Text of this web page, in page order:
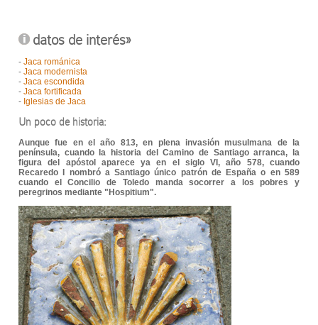
datos de interés»
- Jaca románica
- Jaca modernista
- Jaca escondida
- Jaca fortificada
- Iglesias de Jaca
Un poco de historia:
Aunque fue en el año 813, en plena invasión musulmana de la
península, cuando la historia del Camino de Santiago arranca, la
figura del apóstol aparece ya en el siglo VI, año 578, cuando
Recaredo I nombró a Santiago único patrón de España o en 589
cuando el Concilio de Toledo manda socorrer a los pobres y
peregrinos mediante "Hospitium".